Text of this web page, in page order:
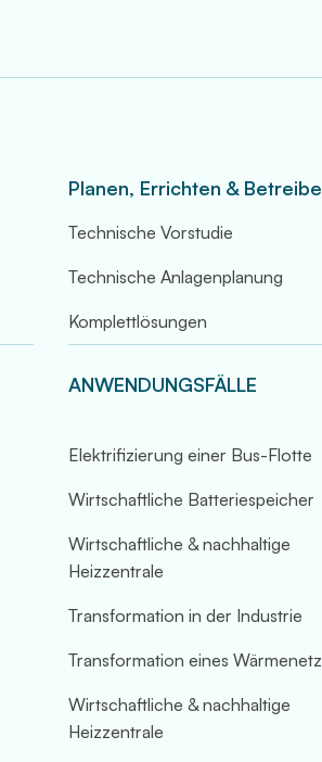
Planen, Errichten &
Technische Vorstudie
Technische Anlagenplanung
Komplettlösungen
ANWENDUNGSFÄLLE
Elektrifizierung einer Bus-Flotte
Wirtschaftliche Batteriespeicher
Wirtschaftliche & nachhaltige
Heizzentrale
Transformation in der Industrie
Transformation eines
Wirtschaftliche & nachhaltige
Heizzentrale